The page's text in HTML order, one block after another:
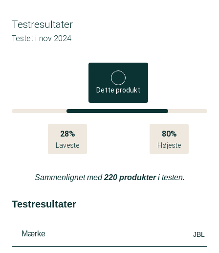
Testresultater
Testet i nov 2024
Dette produkt
28%
Laveste
80%
Højeste
Sammenlignet med220 produkteri testen.
Testresultater
Mærke JBL